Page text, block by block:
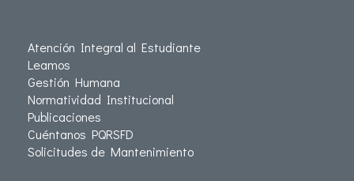
Atención Integral al Estudiante
Leamos
Gestión Humana
Normatividad Institucional
Publicaciones
Cuéntanos PQRSFD
Solicitudes de Mantenimiento